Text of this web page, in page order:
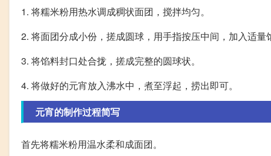
1. 将糯米粉用热水调成稠状面团，搅拌均匀。
2. 将面团分成小份，搓成圆球，用手指按压中间，加入适量
3. 将馅料封口处合拢，搓成完整的圆球状。
4. 将做好的元宵放入沸水中，煮至浮起，捞出即可。
元宵的制作过程简写
首先将糯米粉用温水柔和成面团。